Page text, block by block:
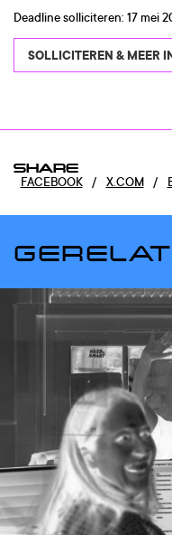
Deadline solliciteren: 17 mei
SOLLICITEREN & MEER
SHARE
FACEBOOK / X.COM /